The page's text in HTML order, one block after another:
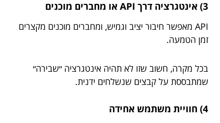
3) אינטגרציה דרך API או מחברים מוכנים
API מאפשר חיבור יציב וגמיש, ומחברים מוכנים מקצרים
זמן הטמעה.
בכל מקרה, חשוב שזו לא תהיה אינטגרציה ״שבירה״
שמתבססת על קבצים שנשלחים ידנית.
4) חוויית משתמש אחידה